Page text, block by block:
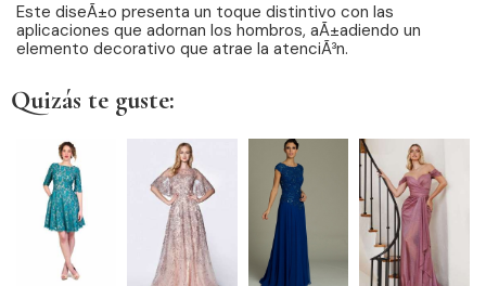
Este diseÃ±o presenta un toque distintivo con las
aplicaciones que adornan los hombros, aÃ±adiendo un
elemento decorativo que atrae la atenciÃ³n.
Quizás te guste: